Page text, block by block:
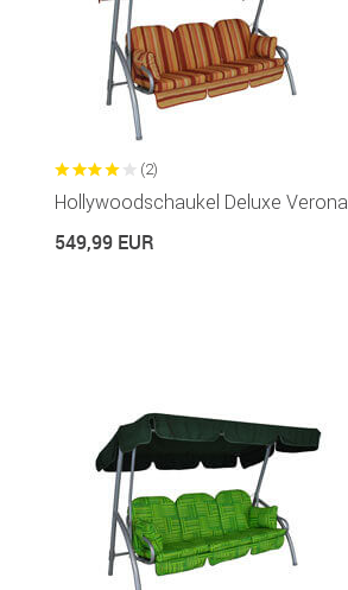
(2)
Hollywoodschaukel Deluxe Verona
549,99 EUR